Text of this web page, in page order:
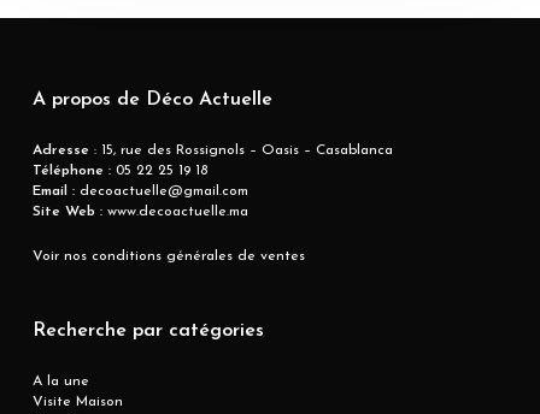
A propos de Déco Actuelle
Adresse : 15, rue des Rossignols – Oasis – Casablanca
Téléphone :05 22 25 19 18
Email :decoactuelle@gmail.com
Site Web :www.decoactuelle.ma
Voir nos conditions générales de ventes
Recherche par catégories
A la une
Visite Maison